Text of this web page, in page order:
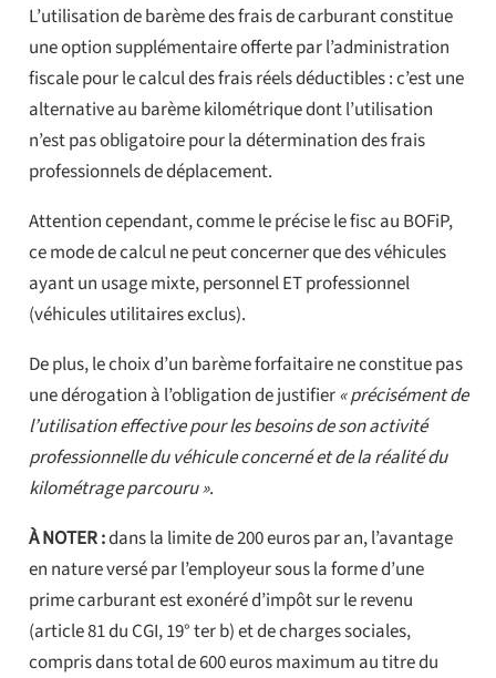
L’utilisation de barème des frais de carburant constitue
une option supplémentaire offerte par l’administration
fiscale pour le calcul des frais réels déductibles : c’est une
alternative au barème kilométrique dont l’utilisation
n’est pas obligatoire pour la détermination des frais
professionnels de déplacement.
Attention cependant, comme le précise le fisc au BOFiP,
ce mode de calcul ne peut concerner que des véhicules
ayant un usage mixte, personnel ET professionnel
(véhicules utilitaires exclus).
De plus, le choix d’un barème forfaitaire ne constitue pas
une dérogation à l’obligation de justifier« précisément de
l’utilisation effective pour les besoins de son activité
professionnelle du véhicule concerné et de la réalité du
kilométrage parcouru ».
À NOTER :dans la limite de 200 euros par an, l’avantage
en nature versé par l’employeur sous la forme d’une
prime carburant est exonéré d’impôt sur le revenu
(article 81 du CGI, 19° ter b) et de charges sociales,
compris dans total de 600 euros maximum au titre du